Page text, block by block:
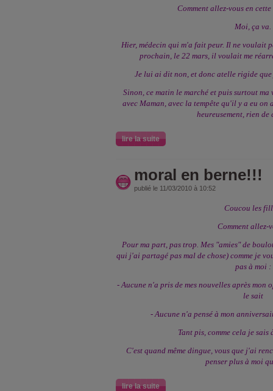
Comment allez-vous en
Moi, ça va.
Hier, médecin qui m'a fait peur. Il ne voulait
prochain, le 22 mars, il voulait me
Je lui ai dit non, et donc atelle rigide
Sinon, ce matin le marché et puis surtout
avec Maman, avec la tempête qu'il y a eu
heureusement, rien de
lire la suite
moral en berne!!!
publié le 11/03/2010 à 10:52
Coucou les
Comment allez-
Pour ma part, pas trop. Mes "amies" de
qui j'ai partagé pas mal de chose) comme je
pas à moi :
- Aucune n'a pris de mes nouvelles après
le sait
- Aucune n'a pensé à mon
Tant pis, comme cela je sais
C'est quand même dingue, vous que j'ai
penser plus à moi
lire la suite